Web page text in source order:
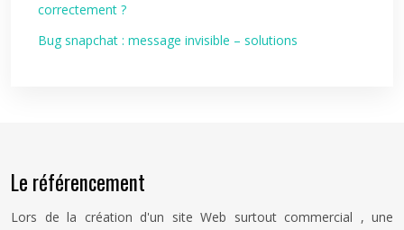
correctement ?
Bug snapchat : message invisible – solutions
Le référencement
Lors de la création d'un site Web surtout commercial , une